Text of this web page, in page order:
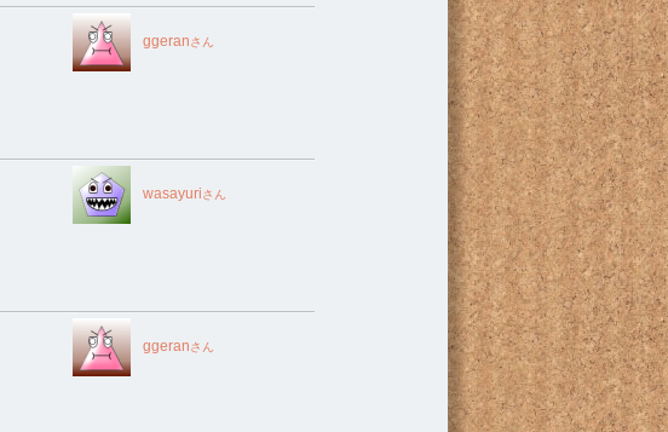
ggeranさん
wasayuriさん
ggeranさん